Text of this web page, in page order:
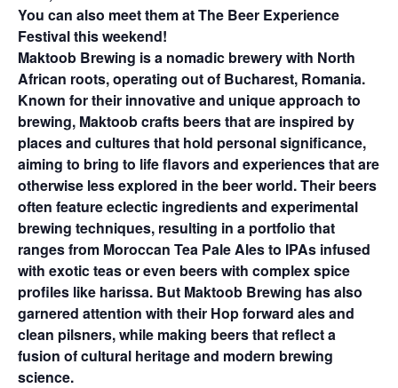
You can also meet them at The Beer Experience
Festival this weekend!
Maktoob Brewing is a nomadic brewery with North
African roots, operating out of Bucharest, Romania.
Known for their innovative and unique approach to
brewing, Maktoob crafts beers that are inspired by
places and cultures that hold personal significance,
aiming to bring to life flavors and experiences that are
otherwise less explored in the beer world. Their beers
often feature eclectic ingredients and experimental
brewing techniques, resulting in a portfolio that
ranges from Moroccan Tea Pale Ales to IPAs infused
with exotic teas or even beers with complex spice
profiles like harissa. But Maktoob Brewing has also
garnered attention with their Hop forward ales and
clean pilsners, while making beers that reflect a
fusion of cultural heritage and modern brewing
science.